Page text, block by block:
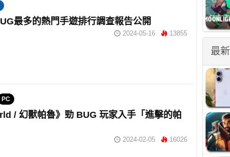
最多的熱門手遊排行調查報告公開
2024-05-16 13855
PC
/ 幻獸帕魯》勁 BUG 玩家入手「進擊的帕
2024-02-05 16026
最